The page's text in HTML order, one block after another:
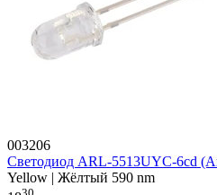
003206
Светодиод ARL-5513UYC-6cd
Yellow | Жёлтый 590 nm